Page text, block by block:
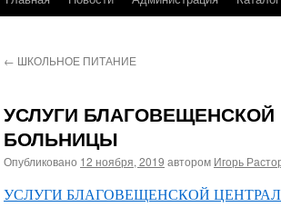
содержимому
← ШКОЛЬНОЕ ПИТАНИЕ
УСЛУГИ
БОЛЬНИЦЫ
Опубликовано 12 ноября, 2019 автором Игорь
УСЛУГИ БЛАГОВЕЩЕНСКОЙ